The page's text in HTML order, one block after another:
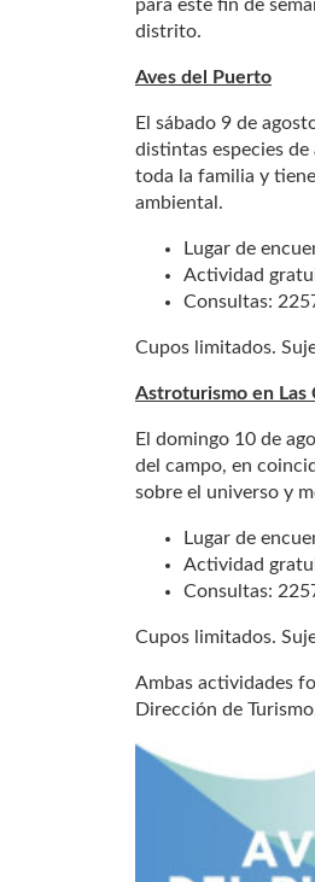
para este fin de
distrito.
Aves del Puerto
El sábado 9 de
distintas especies
toda la familia y
ambiental.
Lugar de
Actividad
Consultas:
Cupos limitados.
Astroturismo en Las
El domingo 10 de
del campo, en
sobre el universo y
Lugar de
Actividad
Consultas:
Cupos limitados.
Ambas actividades
Dirección de